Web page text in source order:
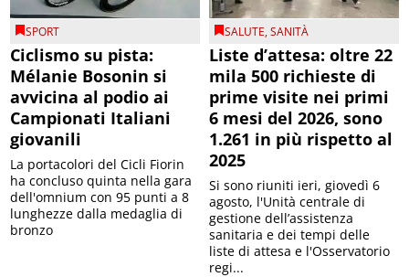
SPORT
Ciclismo su pista:
Mélanie Bosonin si
avvicina al podio ai
Campionati Italiani
giovanili
La portacolori del Cicli Fiorin
ha concluso quinta nella gara
dell'omnium con 95 punti a 8
lunghezze dalla medaglia di
bronzo
SALUTE,SANITÀ
Liste d’attesa: oltre 22
mila 500 richieste di
prime visite nei primi
6 mesi del 2026, sono
1.261 in più rispetto al
2025
Si sono riuniti ieri, giovedì 6
agosto, l'Unità centrale di
gestione dell’assistenza
sanitaria e dei tempi delle
liste di attesa e l'Osservatorio
regi...